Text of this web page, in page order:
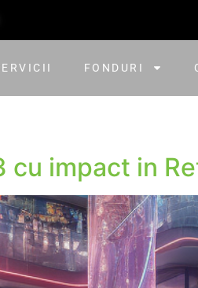
FONDURI
impact in